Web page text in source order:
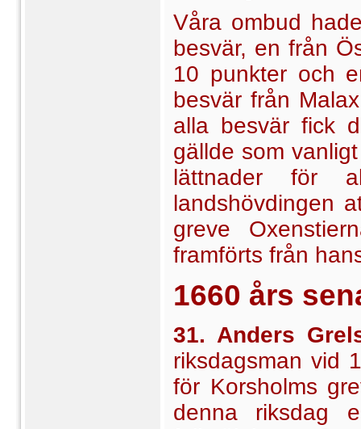
Våra ombud
besvär, en från
10 punkter och
besvär från
alla besvär fick
gällde som
lättnader för
landshövdingen
greve
framförts från
1660 års
31. Anders
riksdagsman vid
för Korsholms
denna riksdag